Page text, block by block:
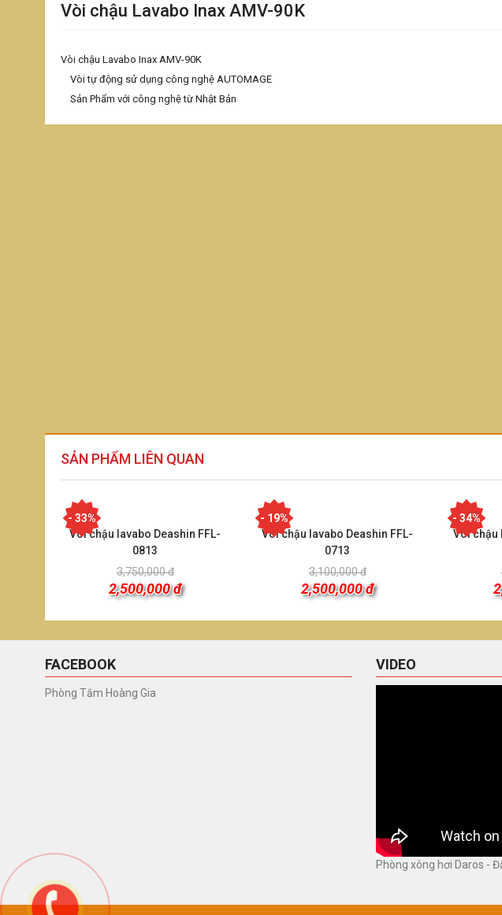
Vòi chậu Lavabo Inax AMV-90K
Vòi chậu Lavabo Inax AMV-90K
Vòi tự động sử dụng công nghệ AUTOMAGE
Sản Phẩm với công nghệ từ Nhật Bản
SẢN PHẨM LIÊN QUAN
- 33%
Vòi chậu lavabo Deashin FFL-
0813
3,750,000 đ
2,500,000 đ
- 19%
Vòi chậu lavabo Deashin FFL-
0713
3,100,000 đ
2,500,000 đ
- 34%
Vòi chậu
FACEBOOK
Phòng Tắm Hoàng Gia
VIDEO
Phòng xông hơi Daros -